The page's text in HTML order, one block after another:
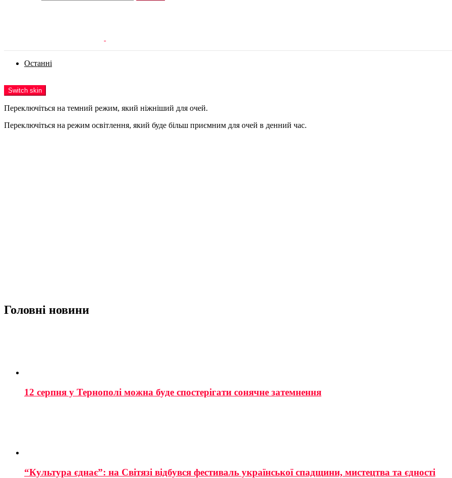
Останні
Switch skin
Переключіться на темний режим, який ніжніший для очей.
Переключіться на режим освітлення, який буде більш приємним для очей в денний час.
Головні новини
12 серпня у Тернополі можна буде спостерігати сонячне затемнення
“Культура єднає”: на Світязі відбувся фестиваль української спадщини, мистецтва та єдності